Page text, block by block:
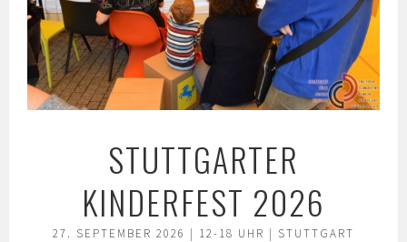
STUTTGARTER
KINDERFEST 2026
27. SEPTEMBER 2026 | 12-18 UHR | STUTTGART